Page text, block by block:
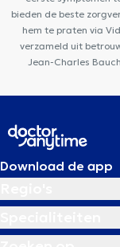
bieden de beste
hem te praten via
verzameld uit
Jean-Charles
Download de app